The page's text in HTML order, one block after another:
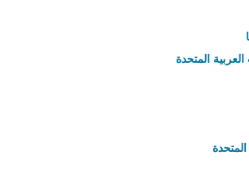
المتحدة